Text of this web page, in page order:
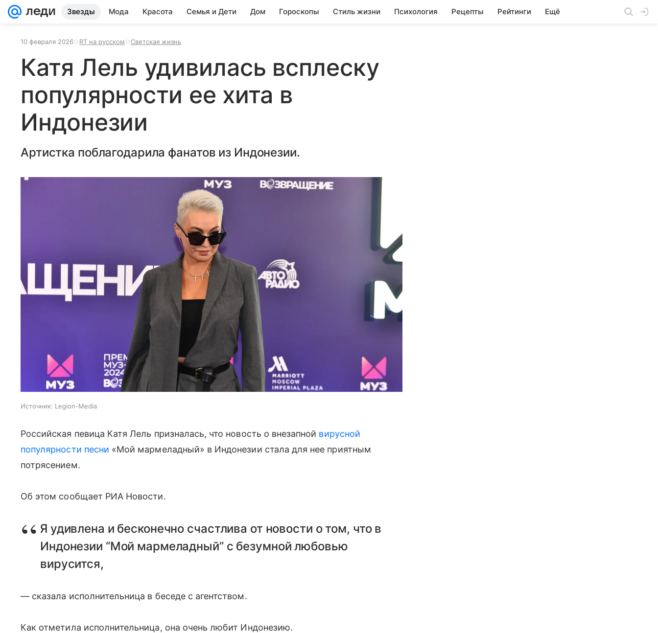
Звезды Мода Красота Семья и Дети Дом Гороскопы Стиль жизни Психология Рецепты Рейтинги Ещё
10 февраля 2026 RT на русском Светская жизнь
Катя Лель удивилась всплеску
популярности ее хита в
Индонезии
Артистка поблагодарила фанатов из Индонезии.
Источник: Legion-Media
Российская певица Катя Лель призналась, что новость о внезапной вирусной
популярности песни «Мой мармеладный» в Индонезии стала для нее приятным
потрясением.
Об этом сообщает РИА Новости.
Я удивлена и бесконечно счастлива от новости о том, что в
Индонезии “Мой мармеладный” с безумной любовью
вирусится,
— сказала исполнительница в беседе с агентством.
Как отметила исполнительница, она очень любит Индонезию.